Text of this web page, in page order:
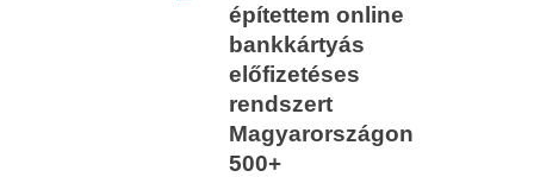
építettem online
bankkártyás
előfizetéses
rendszert
Magyarországon
500+